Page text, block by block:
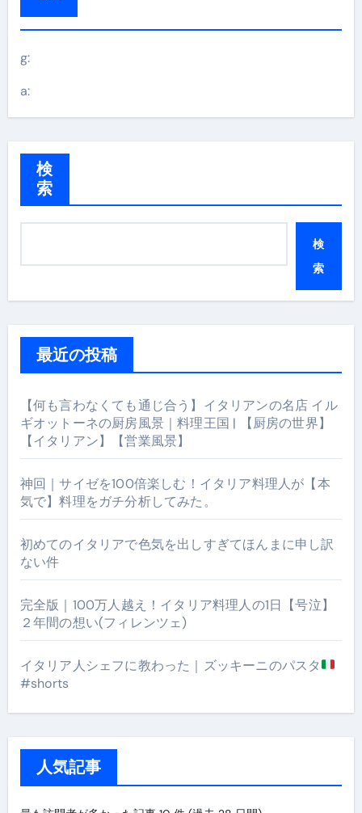
g:
a:
検
索
検
索
最近の投稿
【何も言わなくても通じ合う】イタリアンの名店 イル
ギオットーネの厨房風景｜料理王国 | 【厨房の世界】
【イタリアン】【営業風景】
神回｜サイゼを100倍楽しむ！イタリア料理人が【本
気で】料理をガチ分析してみた。
初めてのイタリアで色気を出しすぎてほんまに申し訳
ない件
完全版｜100万人越え！イタリア料理人の1日【号泣】
２年間の想い(フィレンツェ)
イタリア人シェフに教わった｜ズッキーニのパスタ
#shorts
人気記事